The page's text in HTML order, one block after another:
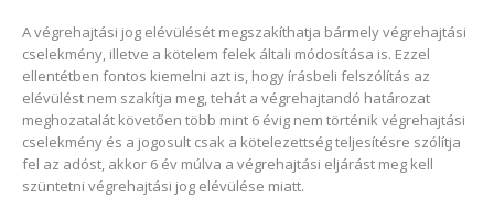
A végrehajtási jog elévülését megszakíthatja bármely végrehajtási
cselekmény, illetve a kötelem felek általi módosítása is. Ezzel
ellentétben fontos kiemelni azt is, hogy írásbeli felszólítás az
elévülést nem szakítja meg, tehát a végrehajtandó határozat
meghozatalát követően több mint 6 évig nem történik végrehajtási
cselekmény és a jogosult csak a kötelezettség teljesítésre szólítja
fel az adóst, akkor 6 év múlva a végrehajtási eljárást meg kell
szüntetni végrehajtási jog elévülése miatt.